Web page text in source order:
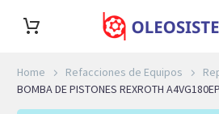
Home Refacciones de Equipos
BOMBA DE PISTONES REXROTH